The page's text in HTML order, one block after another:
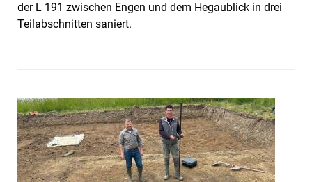
der L 191 zwischen Engen und dem Hegaublick in drei
Teilabschnitten saniert.